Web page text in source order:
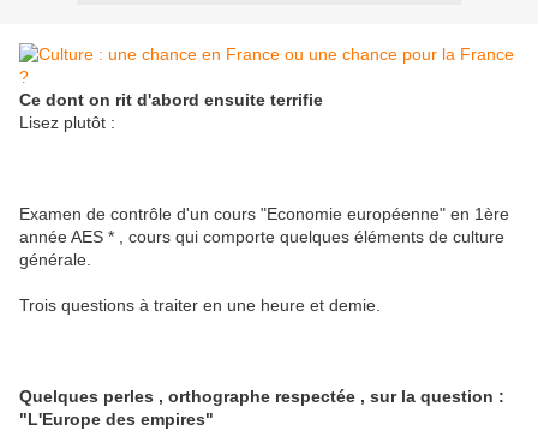
Ce dont on rit d'abord ensuite terrifie
Lisez plutôt :
Examen de contrôle d'un cours "Economie européenne" en 1ère
année AES * , cours qui comporte quelques éléments de culture
générale.
Trois questions à traiter en une heure et demie.
Quelques perles , orthographe respectée , sur la question :
"L'Europe des empires"